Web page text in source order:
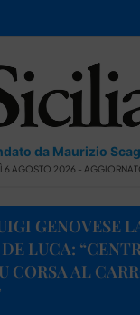
da Maurizio
6 AGOSTO 2026 -
GENOVESE
LUCA:
CORSA AL